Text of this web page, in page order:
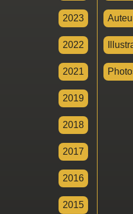
2023
2022
2021
2019
2018
2017
2016
2015